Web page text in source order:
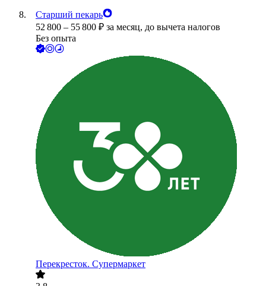
Старший пекарь
52 800 – 55 800 ₽ за месяц, до вычета налогов
Без опыта
Перекресток. Супермаркет